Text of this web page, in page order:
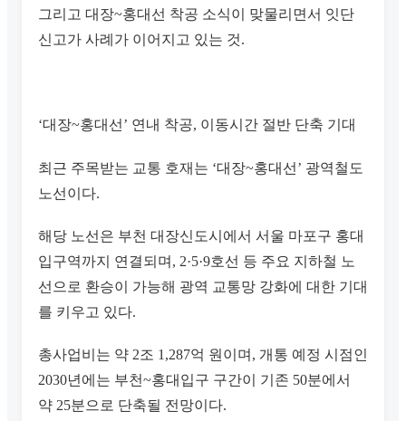
그리고 대장~홍대선 착공 소식이 맞물리면서 잇단
신고가 사례가 이어지고 있는 것.
‘대장~홍대선’ 연내 착공, 이동시간 절반 단축 기대
최근 주목받는 교통 호재는 ‘대장~홍대선’ 광역철도
노선이다.
해당 노선은 부천 대장신도시에서 서울 마포구 홍대
입구역까지 연결되며, 2·5·9호선 등 주요 지하철 노
선으로 환승이 가능해 광역 교통망 강화에 대한 기대
를 키우고 있다.
총사업비는 약 2조 1,287억 원이며, 개통 예정 시점인
2030년에는 부천~홍대입구 구간이 기존 50분에서
약 25분으로 단축될 전망이다.